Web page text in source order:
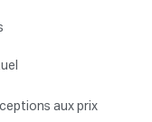
aux prix